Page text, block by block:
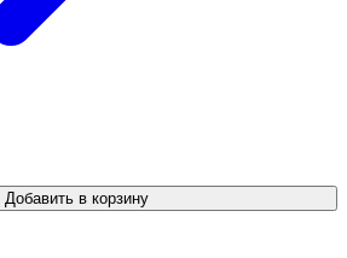
Добавить в корзину